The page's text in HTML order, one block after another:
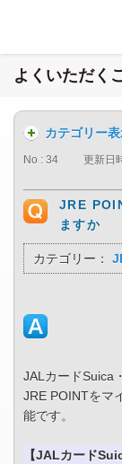
よくいただく
カテゴリー
No : 34 更新日
JRE
ますか
カテゴリー：
JALカードSuica
JRE POINTをマ
能です。
【JALカード